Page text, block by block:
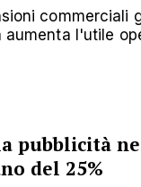
commerciali
aumenta l'utile
pubblicità
del 25%